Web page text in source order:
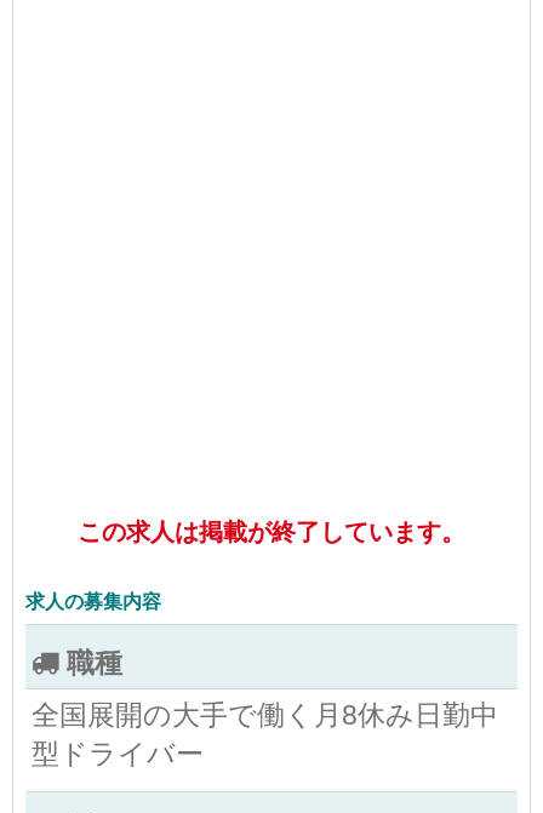
この求人は掲載が終了しています。
求人の募集内容
職種
全国展開の大手で働く月8休み日勤中
型ドライバー